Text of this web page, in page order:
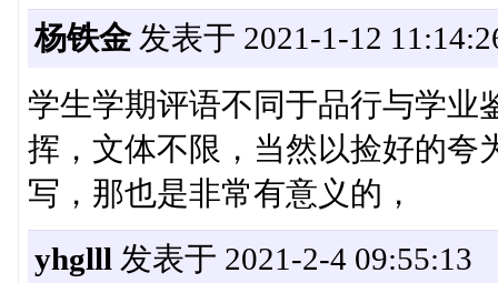
杨铁金发表于 2021-1-12
学生学期评语不同于品行与学业
挥，文体不限，当然以捡好的夸
写，那也是非常有意义的，
yhglll 发表于 2021-2-4 09:55:13